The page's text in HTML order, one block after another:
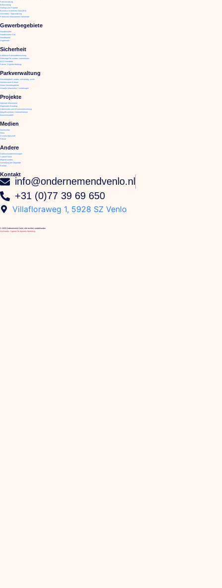
Parkverwaltung
Befürwortung
Strategische Projekte
Business Investment Zone (BIZ)
Aktivitäten / Tagesordnung
Praktische Informationen Gemeinde
Gewerbegebiete
Handelshafen
Handelshafen Süd
Noorderpoort
Vogelmiere
Sicherheit
Kollektive Kameraüberwachung
Gütesiegel für sichere Unternehmen
AED-Standorte
Polizei / Digitale Meldung
Parkverwaltung
Gewerbegebiet: sauber, vollständig, sicher
Gemeinsamer Einkauf
Grüne Gewerbegebiete
Aktuelle Infrastruktur / Umleitungen
Projekte
Optimale Infrastruktur
Regionales Branding
Arbeitsmarkt und Wissensentwicklung
Zukunftssicheres Unternehmertum
Zusammenarbeit
Medien
Nachrichten
Fotos
O.Venlo Zeitschrift
Presse
Andere
Datenschutzbestimmungen
Cookie-Politik
Mitglied werden
Anmeldung der Mitglieder
Kontakt
Kontakt
info@ondernemendvenlo.nl
+31 (0)77 39 69 650
Villafloraweg 1, 5928 SZ Venlo
© 2026 Ondernemend Venlo, alle rechten voorbehouden.
We4media - Agentur für digitales Marketing.